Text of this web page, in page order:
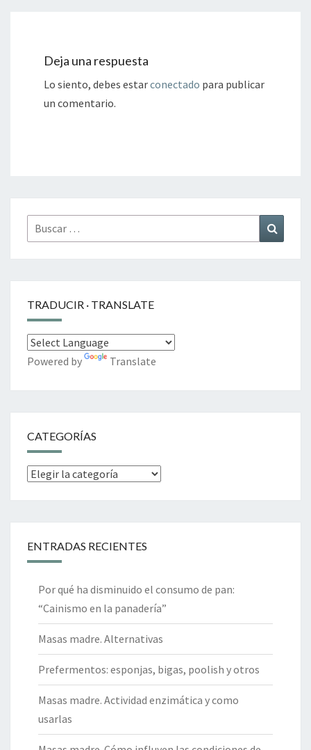
Deja una respuesta
Lo siento, debes estarconectado para publicar
un comentario.
Buscar
por:
TRADUCIR · TRANSLATE
Powered by Translate
CATEGORÍAS
Categorías
ENTRADAS RECIENTES
Por qué ha disminuido el consumo de pan:
“Cainismo en la panadería”
Masas madre. Alternativas
Prefermentos: esponjas, bigas, poolish y otros
Masas madre. Actividad enzimática y como
usarlas